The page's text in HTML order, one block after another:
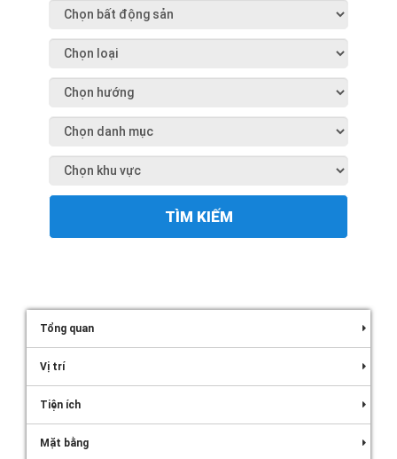
TÌM KIẾM
Tổng quan
Vị trí
Tiện ích
Mặt bằng